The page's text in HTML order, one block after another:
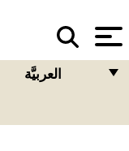
العربيَّة